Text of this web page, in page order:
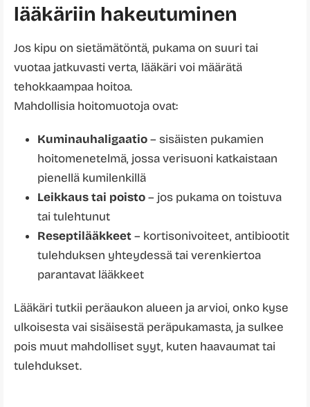
lääkäriin hakeutuminen
Jos kipu on sietämätöntä, pukama on suuri tai
vuotaa jatkuvasti verta, lääkäri voi määrätä
tehokkaampaa hoitoa.
Mahdollisia hoitomuotoja ovat:
Kuminauhaligaatio– sisäisten pukamien
hoitomenetelmä, jossa verisuoni katkaistaan
pienellä kumilenkillä
Leikkaus tai poisto– jos pukama on toistuva
tai tulehtunut
Reseptilääkkeet– kortisonivoiteet, antibiootit
tulehduksen yhteydessä tai verenkiertoa
parantavat lääkkeet
Lääkäri tutkii peräaukon alueen ja arvioi, onko kyse
ulkoisesta vai sisäisestä peräpukamasta, ja sulkee
pois muut mahdolliset syyt, kuten haavaumat tai
tulehdukset.